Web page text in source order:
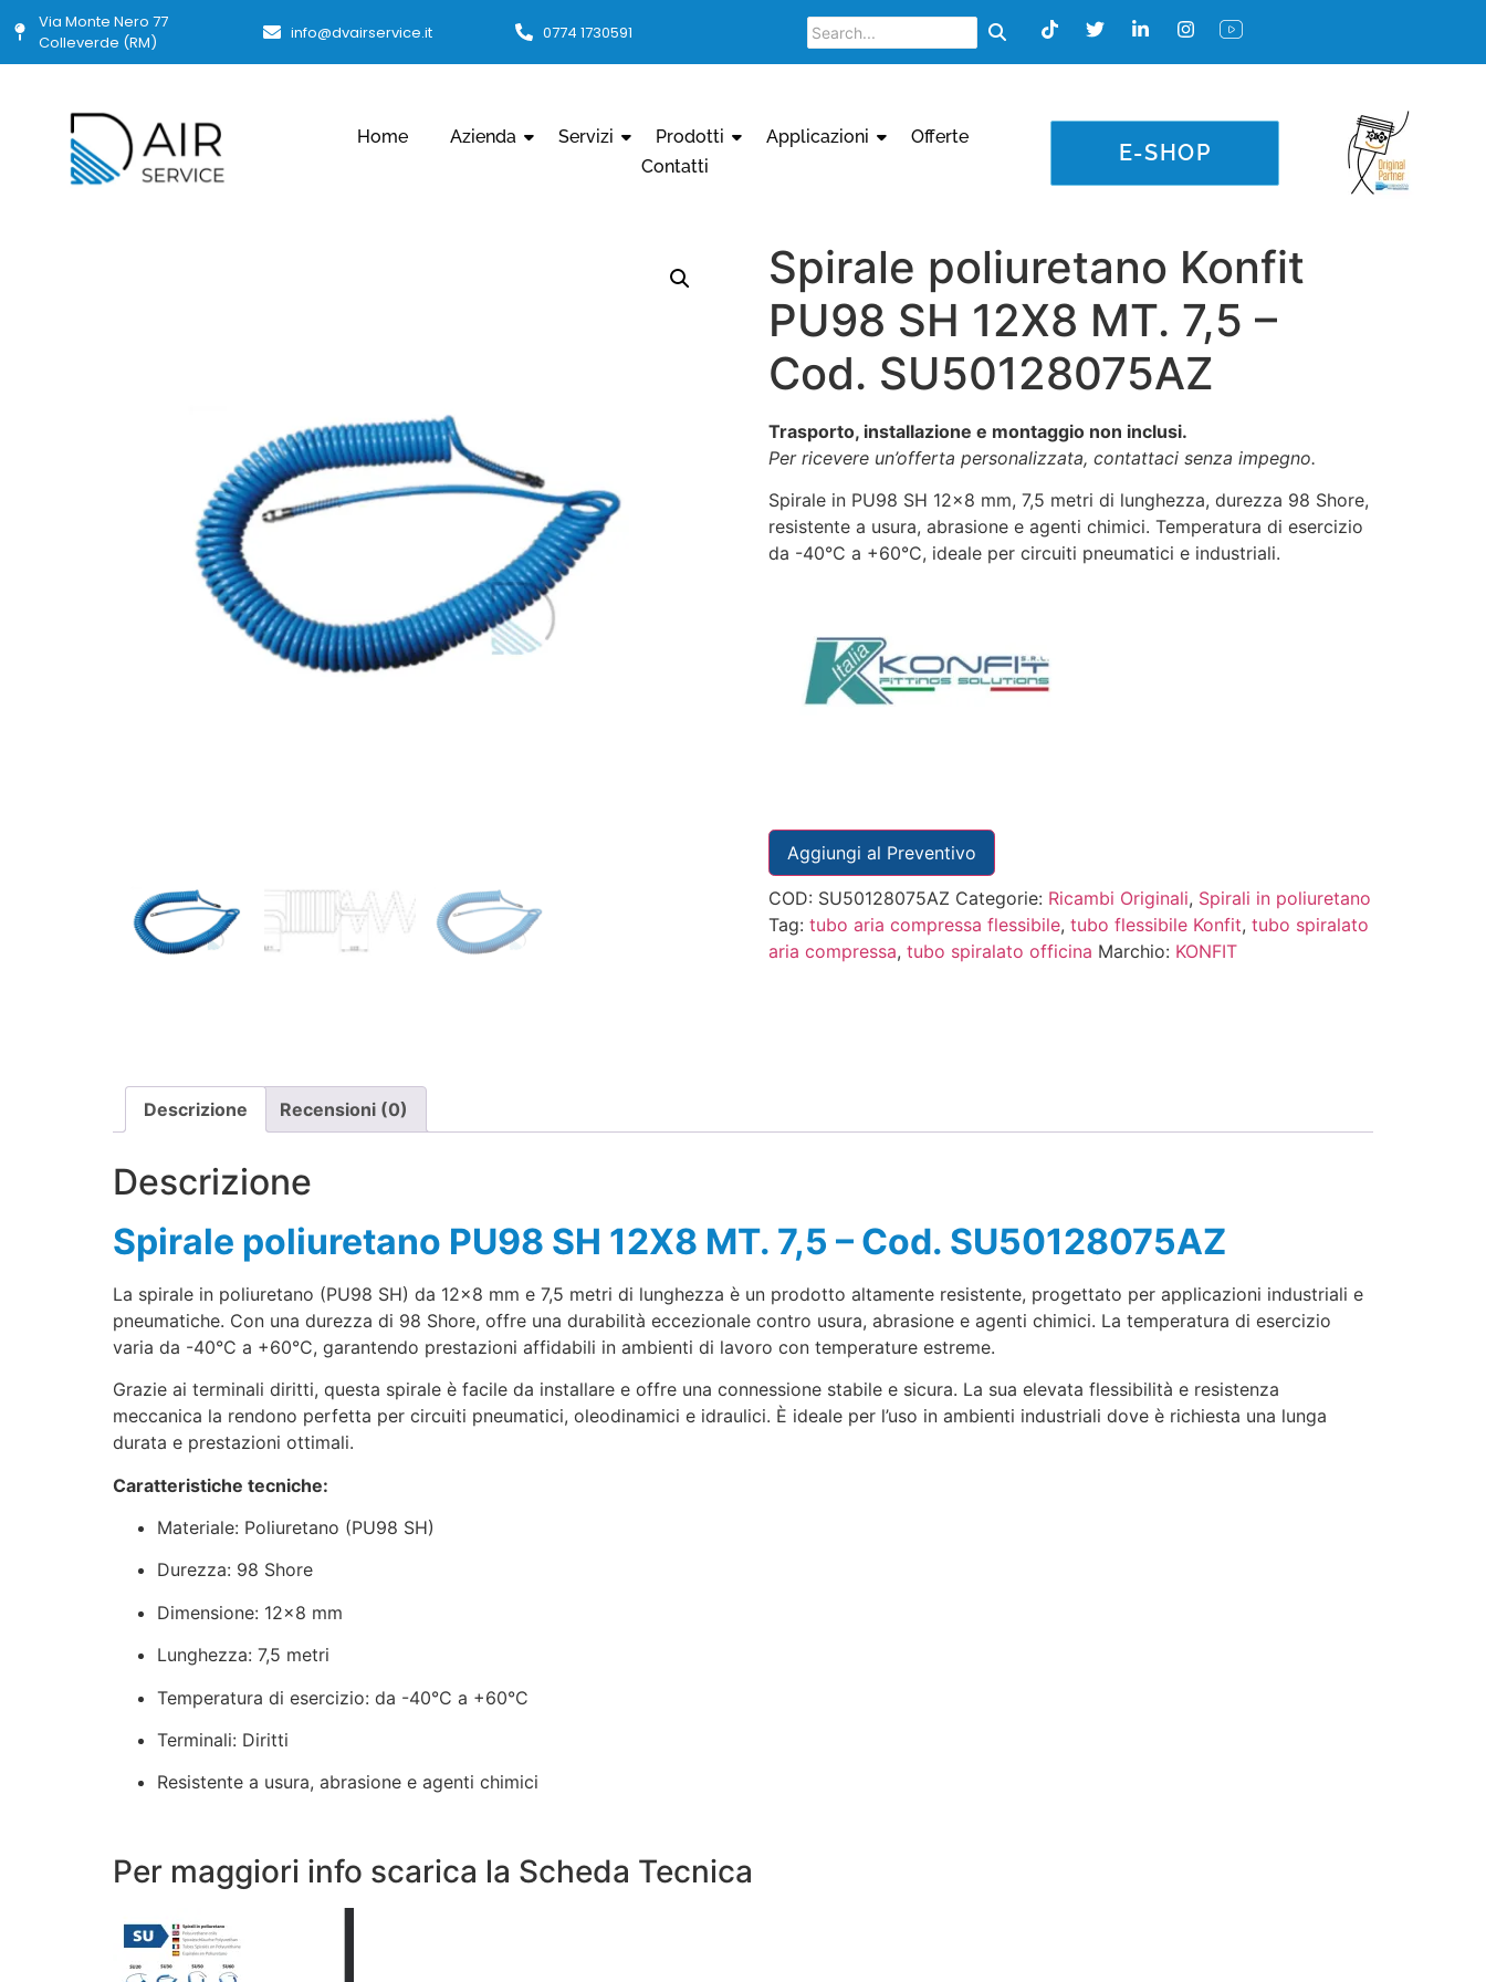
Via Monte Nero 77
Colleverde (RM)
info@dvairservice.it 0774 1730591
Home Azienda Servizi Prodotti Applicazioni
Offerte
Contatti
E-SHOP
Spirale poliuretano Konfit
PU98 SH 12X8 MT. 7,5 –
Cod. SU50128075AZ
Trasporto, installazione e montaggio non inclusi.
Per ricevere un’offerta personalizzata, contattaci senza impegno.
Spirale in PU98 SH 12×8 mm, 7,5 metri di lunghezza, durezza 98 Shore,
resistente a usura, abrasione e agenti chimici. Temperatura di esercizio
da -40°C a +60°C, ideale per circuiti pneumatici e industriali.
Aggiungi al Preventivo
COD: SU50128075AZ Categorie: Ricambi Originali, Spirali in poliuretano
Tag: tubo aria compressa flessibile, tubo flessibile Konfit, tubo spiralato
aria compressa, tubo spiralato officina Marchio: KONFIT
Descrizione Recensioni (0)
Descrizione
Spirale poliuretano PU98 SH 12X8 MT. 7,5 – Cod. SU50128075AZ
La spirale in poliuretano (PU98 SH) da 12×8 mm e 7,5 metri di lunghezza è un prodotto altamente resistente, progettato per applicazioni industriali e
pneumatiche. Con una durezza di 98 Shore, offre una durabilità eccezionale contro usura, abrasione e agenti chimici. La temperatura di esercizio
varia da -40°C a +60°C, garantendo prestazioni affidabili in ambienti di lavoro con temperature estreme.
Grazie ai terminali diritti, questa spirale è facile da installare e offre una connessione stabile e sicura. La sua elevata flessibilità e resistenza
meccanica la rendono perfetta per circuiti pneumatici, oleodinamici e idraulici. È ideale per l’uso in ambienti industriali dove è richiesta una lunga
durata e prestazioni ottimali.
Caratteristiche tecniche:
Materiale: Poliuretano (PU98 SH)
Durezza: 98 Shore
Dimensione: 12×8 mm
Lunghezza: 7,5 metri
Temperatura di esercizio: da -40°C a +60°C
Terminali: Diritti
Resistente a usura, abrasione e agenti chimici
Per maggiori info scarica la Scheda Tecnica